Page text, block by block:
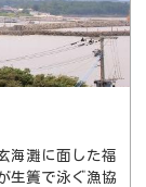
海灘に面した福
生簀で泳ぐ漁協